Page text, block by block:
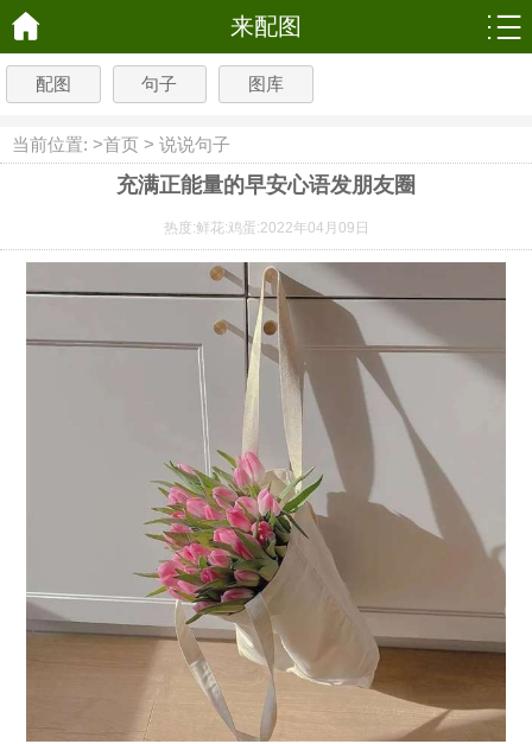
来配图
配图 句子 图库
当前位置: >首页 > 说说句子
充满正能量的早安心语发朋友圈
热度:鲜花:鸡蛋:2022年04月09日